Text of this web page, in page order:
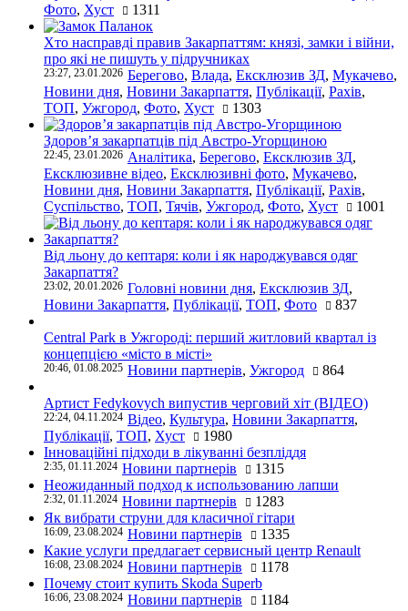
Фото, Хуст 1311
Хто насправді правив Закарпаттям: князі, замки і війни,
про які не пишуть у підручниках
23:27, 23.01.2026 Берегово, Влада, Ексклюзив ЗД, Мукачево,
Новини дня, Новини Закарпаття, Публікації, Рахів,
ТОП, Ужгород, Фото, Хуст 1303
Здоров’я закарпатців під Австро-Угорщиною
22:45, 23.01.2026 Аналітика, Берегово, Ексклюзив ЗД,
Ексклюзивне відео, Ексклюзивні фото, Мукачево,
Новини дня, Новини Закарпаття, Публікації, Рахів,
Суспільство, ТОП, Тячів, Ужгород, Фото, Хуст 1001
Від льону до кептаря: коли і як народжувався одяг
Закарпаття?
23:02, 20.01.2026 Головні новини дня, Ексклюзив ЗД,
Новини Закарпаття, Публікації, ТОП, Фото 837
Central Park в Ужгороді: перший житловий квартал із
концепцією «місто в місті»
20:46, 01.08.2025 Новини партнерів, Ужгород 864
Артист Fedykovych випустив черговий хіт (ВІДЕО)
22:24, 04.11.2024 Відео, Культура, Новини Закарпаття,
Публікації, ТОП, Хуст
1980
Інноваційні підходи в лікуванні безпліддя
2:35, 01.11.2024 Новини партнерів
1315
Неожиданный подход к использованию лапши
2:32, 01.11.2024 Новини партнерів
1283
Як вибрати струни для класичної гітари
16:09, 23.08.2024 Новини партнерів
1335
Какие услуги предлагает сервисный центр Renault
16:08, 23.08.2024 Новини партнерів
1178
Почему стоит купить Skoda Superb
16:06, 23.08.2024 Новини партнерів 1184